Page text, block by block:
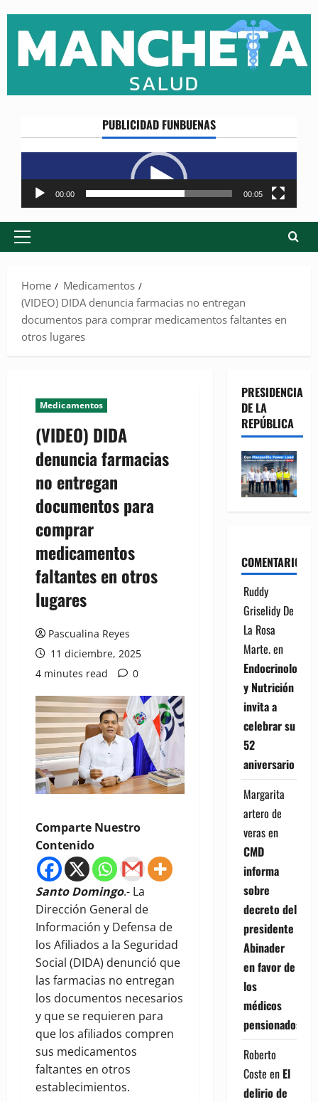
content
PUBLICIDAD FUNBUENAS
Reproductor
de
vídeo
00:00 00:05
Primary
Home
Medicamentos
(VIDEO) DIDA denuncia farmacias no entregan
documentos para comprar medicamentos faltantes en
otros lugares
Medicamentos
(VIDEO) DIDA
denuncia farmacias
no entregan
documentos para
comprar
medicamentos
faltantes en otros
lugares
Pascualina Reyes
11 diciembre, 2025
4 minutes read
0
Comparte Nuestro
Contenido
Santo Domingo.- La
Dirección General de
Información y Defensa de
los Afiliados a la Seguridad
Social (DIDA) denunció que
las farmacias no entregan
los documentos necesarios
y que se requieren para
que los afiliados compren
sus medicamentos
faltantes en otros
establecimientos.
PRESIDENCIA
DE LA
REPÚBLICA
COMENTARIOS
Ruddy
Griselidy De
La Rosa
Marte.en
Endocrinología
y Nutrición
invita a
celebrar su
52
aniversario
Margarita
artero de
verasen
CMD
informa
sobre
decreto del
presidente
Abinader
en favor de
los
médicos
pensionados
Roberto
Coste en El
delirio de